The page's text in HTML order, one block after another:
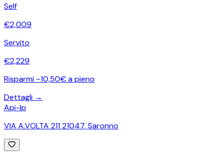
Self
€2,009
Servito
€2,229
Risparmi ~10,50€ a pieno
Dettagli →
Api-Ip
VIA A.VOLTA 211 21047,Saronno